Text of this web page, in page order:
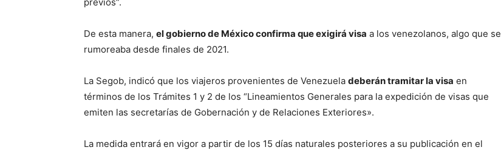
De esta manera, el gobierno de México confirma que exigirá visa a los venezolanos, algo que se
rumoreaba desde finales de 2021.
La Segob, indicó que los viajeros provenientes de Venezuela deberán tramitar la visa en
términos de los Trámites 1 y 2 de los “Lineamientos Generales para la expedición de visas que
emiten las secretarías de Gobernación y de Relaciones Exteriores».
La medida entrará en vigor a partir de los 15 días naturales posteriores a su publicación en el